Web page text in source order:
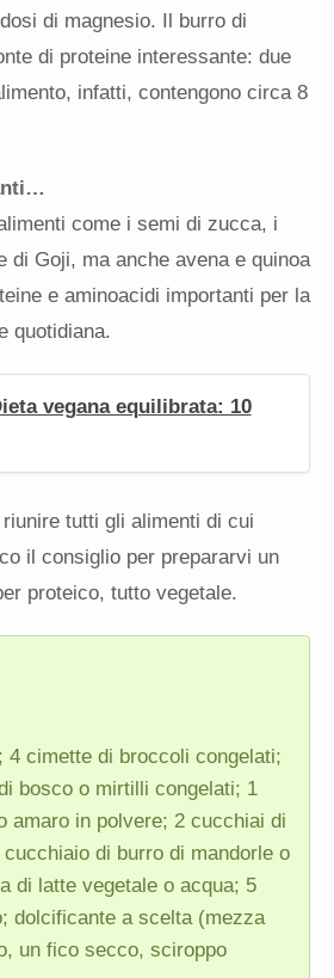
di magnesio. Il burro di
di proteine interessante: due
infatti, contengono circa 8
come i semi di zucca, i
di Goji, ma anche avena e quinoa
​​e aminoacidi importanti per la
quotidiana.
vegana equilibrata: 10
tutti gli alimenti di cui
il consiglio per prepararvi un
proteico, tutto vegetale.
4 cimette di broccoli congelati;
bosco o mirtilli congelati; 1
amaro in polvere; 2 cucchiai di
di burro di mandorle o
di latte vegetale o acqua; 5
dolcificante a scelta (mezza
un fico secco, sciroppo